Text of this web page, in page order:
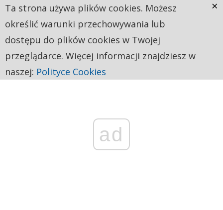
ad
Ta strona używa plików cookies. Możesz
określić warunki przechowywania lub
dostępu do plików cookies w Twojej
przeglądarce. Więcej informacji znajdziesz w
naszej: Polityce Cookies
×